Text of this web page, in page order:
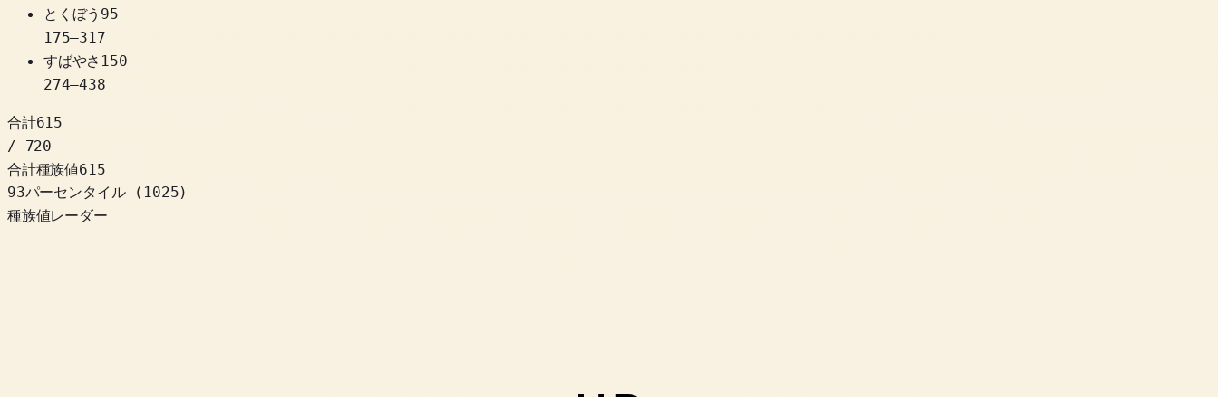
とくぼう 95
175–317
すばやさ 150
274–438
合計615
/ 720
合計種族値615
93パーセンタイル
( 1025)
種族値レーダー